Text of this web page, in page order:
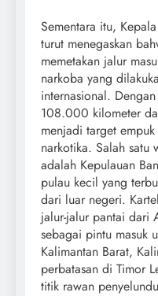
Sementara itu,
turut menegaskan
memetakan jalur
narkoba yang
internasional.
108.000 kilometer
menjadi target
narkotika. Salah satu
adalah Kepulauan
pulau kecil yang
dari luar negeri.
jalur-jalur pantai dari
sebagai pintu masuk
Kalimantan Barat,
perbatasan di Timor
titik rawan